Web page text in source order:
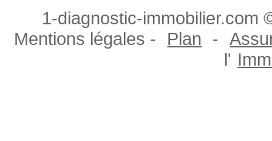
1-diagnostic-immobilier.com
Mentions légales -
Plan -
l'